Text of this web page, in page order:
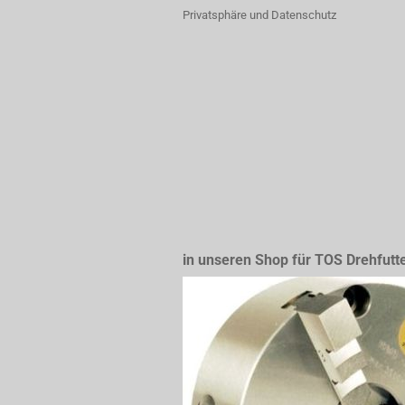
Privatsphäre und Datenschutz
in unseren Shop für TOS